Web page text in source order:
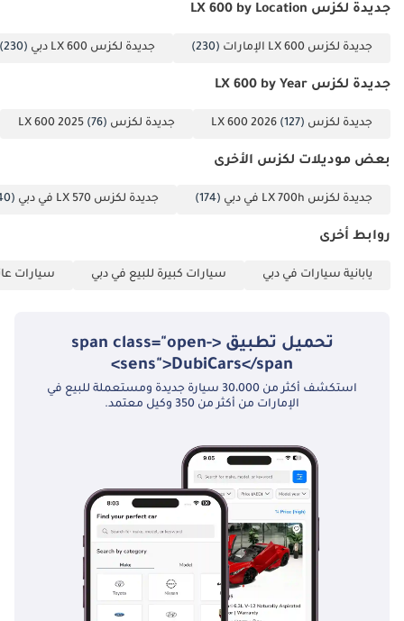
جديدة لكزس LX 600 by Location
جديدة لكزس LX 600 الإمارات (230) جديدة لكزس LX 600 دبي (230)
جديدة لكزس LX 600 by Year
جديدة لكزس LX 600 2026 (127) جديدة لكزس LX 600 2025 (76)
بعض موديلات لكزس الأخرى
جديدة لكزس LX 700h في دبي (174) جديدة لكزس LX 570 في دبي (40)
روابط أخرى
يابانية سيارات في دبي سيارات كبيرة للبيع في دبي سيارات
تحميل تطبيق <span class="open-
sens">DubiCars</span>
استكشف أكثر من 30،000 سيارة جديدة ومستعملة للبيع في
الإمارات من أكثر من 350 وكيل معتمد.